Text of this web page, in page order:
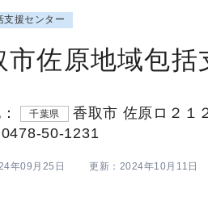
支援センター
市佐原地域包括
千葉県
香取市 佐原ロ２１
50-1231
年09月25日 更新：2024年10月11日